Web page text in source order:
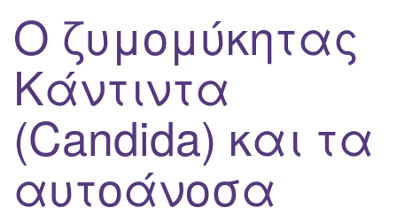
Ο ζυμομύκητας
Κάντιντα
(Candida) και τα
αυτοάνοσα